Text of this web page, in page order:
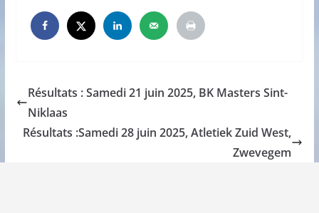
Résultats : Samedi 21 juin 2025, BK Masters Sint-
Niklaas
Résultats :Samedi 28 juin 2025, Atletiek Zuid West,
Zwevegem